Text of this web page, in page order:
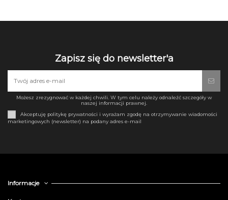
Zapisz się do newsletter'a
Możesz zrezygnować w każdej chwili. W tym celu należy odnaleźć szczegóły w
naszej informacji prawnej.
Akceptuję politykę prywatności i wyrażam zgodę na otrzymywanie wiadomości
marketingowych (newsletter) na podany adres e-mail
Informacje